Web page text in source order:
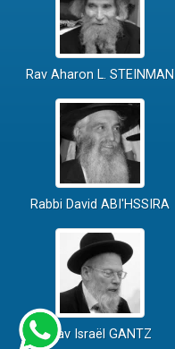
Rav Aharon L. STEINMAN
Rabbi David ABI'HSSIRA
Rav Israël GANTZ